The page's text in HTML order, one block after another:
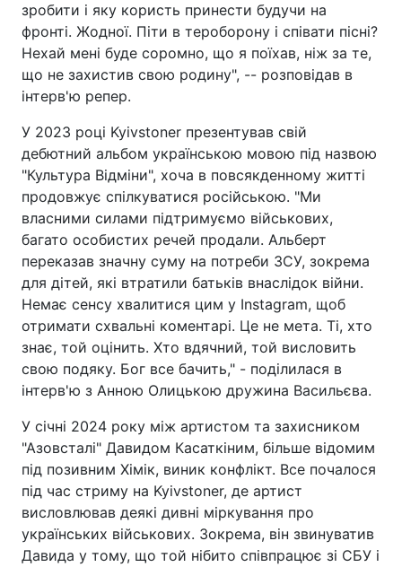
зробити і яку користь принести будучи на
фронті. Жодної. Піти в тероборону і співати пісні?
Нехай мені буде соромно, що я поїхав, ніж за те,
що не захистив свою родину", -- розповідав в
інтерв'ю репер.
У 2023 році Kyivstoner презентував свій
дебютний альбом українською мовою під назвою
"Культура Відміни", хоча в повсякденному житті
продовжує спілкуватися російською. "Ми
власними силами підтримуємо військових,
багато особистих речей продали. Альберт
переказав значну суму на потреби ЗСУ, зокрема
для дітей, які втратили батьків внаслідок війни.
Немає сенсу хвалитися цим у Instagram, щоб
отримати схвальні коментарі. Це не мета. Ті, хто
знає, той оцінить. Хто вдячний, той висловить
свою подяку. Бог все бачить," - поділилася в
інтерв'ю з Анною Олицькою дружина Васильєва.
У січні 2024 року між артистом та захисником
"Азовсталі" Давидом Касаткіним, більше відомим
під позивним Хімік, виник конфлікт. Все почалося
під час стриму на Kyivstoner, де артист
висловлював деякі дивні міркування про
українських військових. Зокрема, він звинуватив
Давида у тому, що той нібито співпрацює зі СБУ і